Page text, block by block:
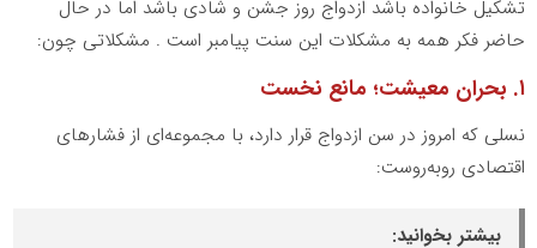
تشکیل خانواده باشد ازدواج روز جشن و شادی باشد اما در حال
حاضر فکر همه به مشکلات این سنت پیامبر است . مشکلاتی چون:
۱. بحران معیشت؛ مانع نخست
نسلی که امروز در سن ازدواج قرار دارد، با مجموعه‌ای از فشارهای
اقتصادی روبه‌روست:
بیشتر بخوانید: